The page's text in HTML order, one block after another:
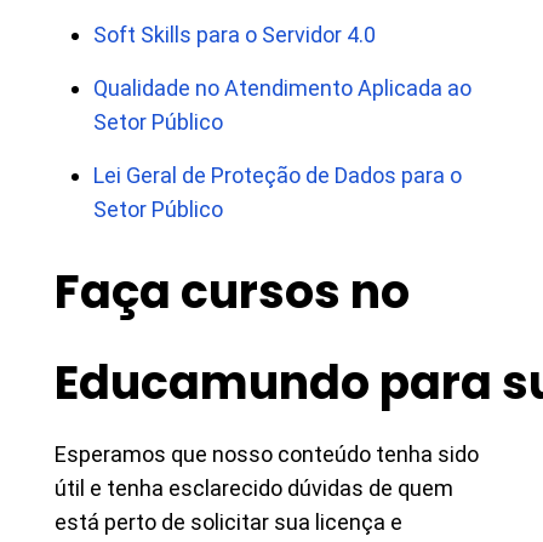
Soft Skills para o Servidor 4.0
Qualidade no Atendimento Aplicada ao
Setor Público
​​​​​​​Lei Geral de Proteção de Dados para o
Setor Público
Faça cursos no
Educamundo para
Esperamos que nosso conteúdo tenha sido
útil e tenha esclarecido dúvidas de quem
está perto de solicitar sua licença e